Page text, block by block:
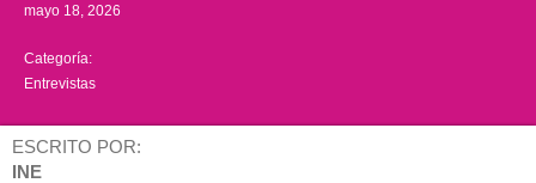
mayo 18, 2026
Categoría:
Entrevistas
ESCRITO POR:
INE